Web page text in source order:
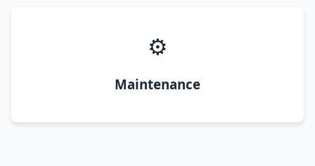
⚙️
Maintenance